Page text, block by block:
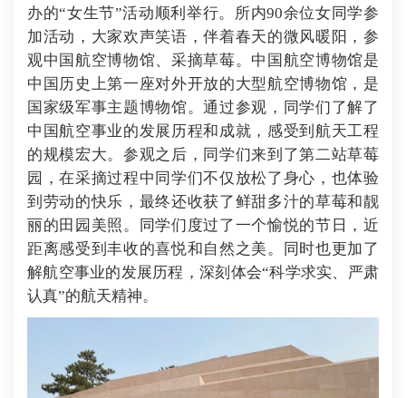
办的“女生节”活动顺利举行。所内90余位女同学参
加活动，大家欢声笑语，伴着春天的微风暖阳，参
观中国航空博物馆、采摘草莓。中国航空博物馆是
中国历史上第一座对外开放的大型航空博物馆，是
国家级军事主题博物馆。通过参观，同学们了解了
中国航空事业的发展历程和成就，感受到航天工程
的规模宏大。参观之后，同学们来到了第二站草莓
园，在采摘过程中同学们不仅放松了身心，也体验
到劳动的快乐，最终还收获了鲜甜多汁的草莓和靓
丽的田园美照。同学们度过了一个愉悦的节日，近
距离感受到丰收的喜悦和自然之美。同时也更加了
解航空事业的发展历程，深刻体会“科学求实、严肃
认真”的航天精神。